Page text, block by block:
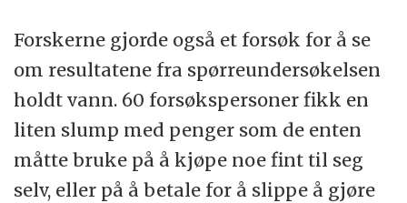
Forskerne gjorde også et forsøk for å se
om resultatene fra spørreundersøkelsen
holdt vann. 60 forsøkspersoner fikk en
liten slump med penger som de enten
måtte bruke på å kjøpe noe fint til seg
selv, eller på å betale for å slippe å gjøre